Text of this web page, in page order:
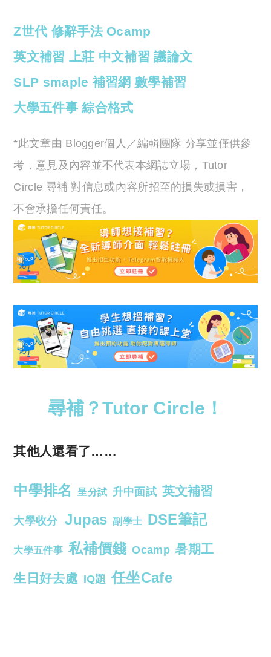
Z世代 修辭手法 Ocamp
英文補習 上莊 中文補習 議論文
SLP smaple 補習網 數學補習
大學五件事 綜合格式
*此文章由 Blogger個人／編輯團隊 分享並僅供參
考，意見及內容並不代表本網誌立場，Tutor
Circle 尋補 對信息或內容所招至的損失或損害，
不會承擔任何責任。
尋補？Tutor Circle！
其他人還看了……
中學排名 呈分試 升中面試 英文補習
大學收分 Jupas 副學士 DSE筆記
大學五件事 私補價錢 Ocamp 暑期工
生日好去處 IQ題 任坐Cafe